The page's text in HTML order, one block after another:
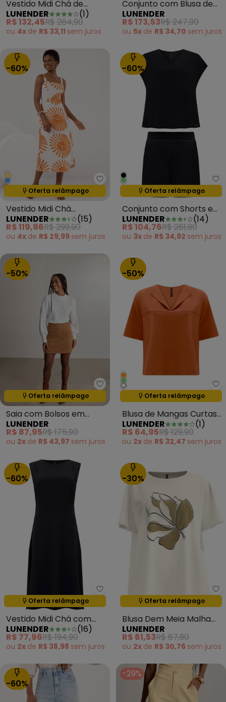
Vestido Midi Chá de
Mangas Curtas Preto
LUNENDER (1)
R$ 132,45R$ 264,90
ou 4x de R$ 33,11 sem juros
Conjunto com Blusa de
Manga e Shorts Bege
LUNENDER
R$ 173,53R$ 247,90
ou 5x de R$ 34,70 sem juros
-60%
Lunender - Vestido Midi Chá
Oferta relâmpago
Termina em:04:37:20
Vestido Midi Chá
Estampado com Alças
Amarelo
LUNENDER (15)
R$ 119,96R$ 299,90
ou 4x de R$ 29,99 sem juros
-60%
Oferta relâmpago
Termina em:04:37:20
Conjunto com Shorts e
Blusa D Tricô Preto
LUNENDER (14)
R$ 104,76R$ 261,90
ou 3x de R$ 34,92 sem juros
-50%
Lunender - Saia com Bolsos
Oferta relâmpago
Termina em:04:37:20
Saia com Bolsos em
Malha de Alfaiataria
Laranja
LUNENDER
R$ 87,95R$ 175,90
ou 2x de R$ 43,97 sem juros
-50%
Oferta relâmpago
Termina em:04:37:20
Blusa de Mangas Curtas
com Gola em Malha
Laranja
LUNENDER (1)
R$ 64,95R$ 129,90
ou 2x de R$ 32,47 sem juros
-60%
Lunender - Vestido Midi Chá
Oferta relâmpago
Termina em:04:37:20
Vestido Midi Chá com
Fendas Laterais Preto
LUNENDER (16)
R$ 77,96R$ 194,90
ou 2x de R$ 38,98 sem juros
-30%
Oferta relâmpago
Termina em:04:37:20
Blusa Dem Meia Malha
Penteada Branco
LUNENDER
R$ 61,53R$ 87,90
ou 2x de R$ 30,76 sem juros
-60%
-29%